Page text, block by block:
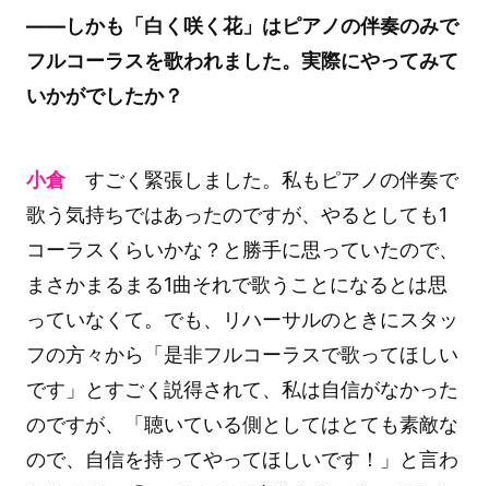
――しかも「白く咲く花」はピアノの伴奏のみで
フルコーラスを歌われました。実際にやってみて
いかがでしたか？
小倉すごく緊張しました。私もピアノの伴奏で
歌う気持ちではあったのですが、やるとしても1
コーラスくらいかな？と勝手に思っていたので、
まさかまるまる1曲それで歌うことになるとは思
っていなくて。でも、リハーサルのときにスタッ
フの方々から「是非フルコーラスで歌ってほしい
です」とすごく説得されて、私は自信がなかった
のですが、「聴いている側としてはとても素敵な
ので、自信を持ってやってほしいです！」と言わ